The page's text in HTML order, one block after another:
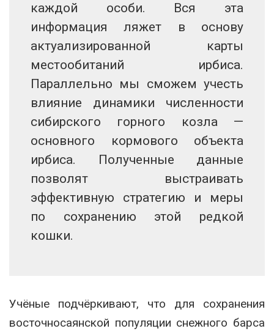
каждой особи. Вся эта
информация ляжет в основу
актуализированной карты
местообитаний ирбиса.
Параллельно мы сможем учесть
влияние динамики численности
сибирского горного козла —
основного кормового объекта
ирбиса. Полученные данные
позволят выстраивать
эффективную стратегию и меры
по сохранению этой редкой
кошки.
Учёные подчёркивают, что для сохранения
восточносаянской популяции снежного барса